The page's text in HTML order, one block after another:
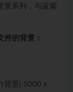
景系列，与蓝紫
件的背景：
背景| 5000 x